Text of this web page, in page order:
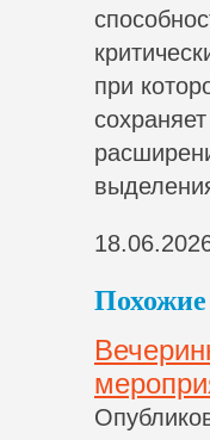
при
Похожие